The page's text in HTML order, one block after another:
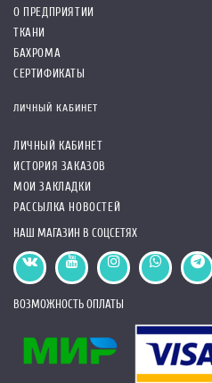
О ПРЕДПРИЯТИИ
ТКАНИ
БАХРОМА
СЕРТИФИКАТЫ
ЛИЧНЫЙ КАБИНЕТ
ЛИЧНЫЙ КАБИНЕТ
ИСТОРИЯ ЗАКАЗОВ
МОИ ЗАКЛАДКИ
РАССЫЛКА НОВОСТЕЙ
НАШ МАГАЗИН В СОЦСЕТЯХ
ВОЗМОЖНОСТЬ ОПЛАТЫ